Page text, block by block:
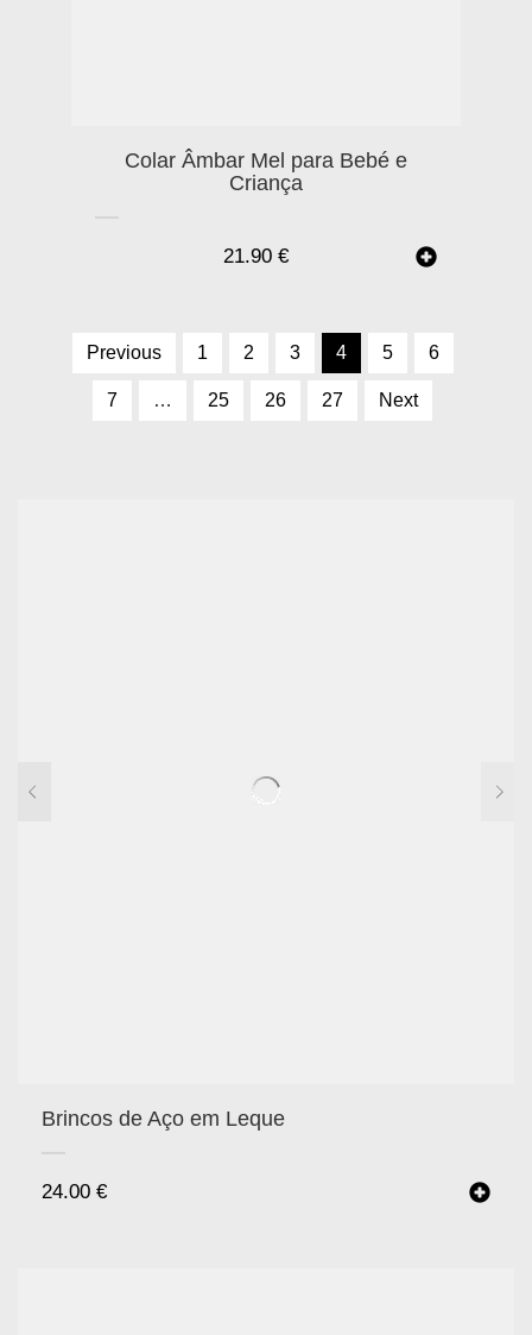
Colar Âmbar Mel para Bebé e
Criança
21.90 €
Previous 1 2 3 4 5 6
7 … 25 26 27 Next
Brincos de Aço em Leque
24.00 €